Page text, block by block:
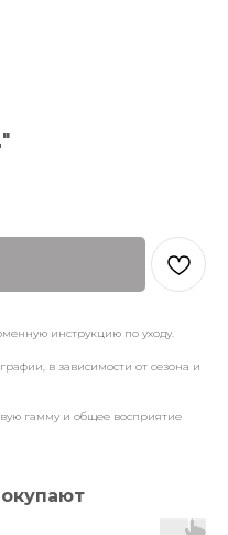
инструкцию по уходу.
в зависимости от сезона и
гамму и общее восприятие